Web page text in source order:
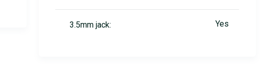
3.5mm jack: Yes